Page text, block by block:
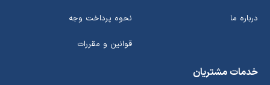
درباره ما نحوه پرداخت وجه
قوانین و مقررات
خدمات مشتریان